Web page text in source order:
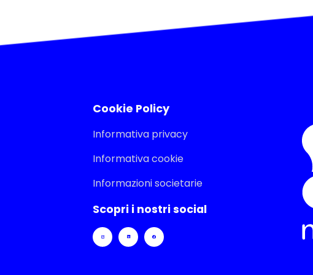
Cookie Policy
Informativa privacy
Informativa cookie
Informazioni societarie
Scopri i nostri social